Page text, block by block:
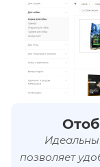
позволяет